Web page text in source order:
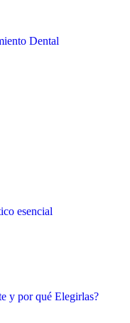
Dental
esencial
y por qué Elegirlas?